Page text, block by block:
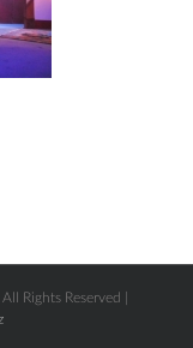
Rights Reserved |